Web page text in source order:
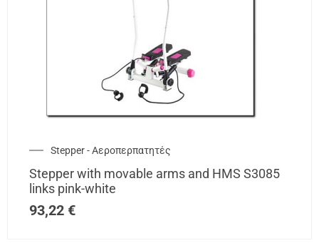
Stepper - Αεροπερπατητές
Stepper with movable arms and HMS S3085
links pink-white
93,22 €